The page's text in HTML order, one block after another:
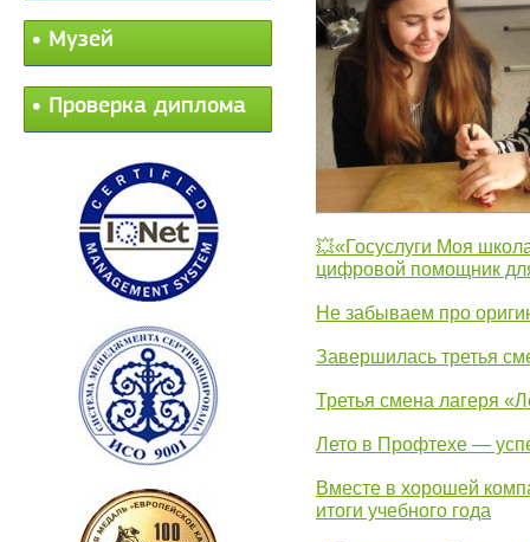
Музей
Проверка диплома
💥«Госуслуги Моя
цифровой помощник
Не забываем про
Завершилась третья
Третья смена лагеря
Лето в Профтехе —
Вместе в хорошей
итоги учебного года